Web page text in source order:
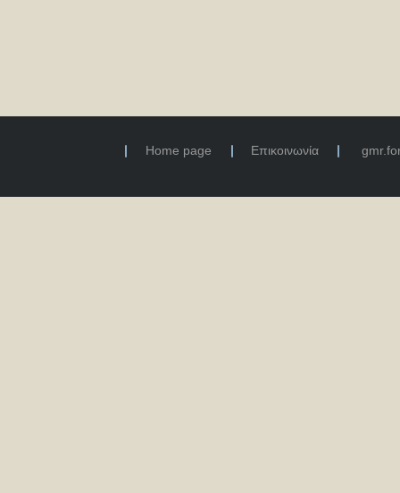
Home page Επικοινωνία